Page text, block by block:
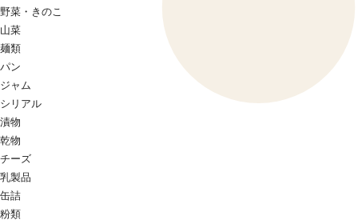
野菜・きのこ
山菜
麺類
パン
ジャム
シリアル
漬物
乾物
チーズ
乳製品
缶詰
粉類